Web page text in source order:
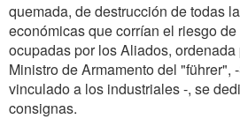
quemada, de destrucción de todas
económicas que corrían el riesgo
ocupadas por los Aliados,
Ministro de Armamento del "führer",
vinculado a los industriales -, se
consignas.